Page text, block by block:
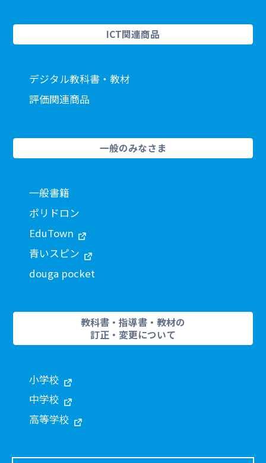
ICT関連商品
デジタル教科書・教材
評価関連商品
一般のみなさま
一般書籍
ポリドロン
EduTown
青いスピン
douga pocket
教科書・指導書・教材の
訂正・変更について
小学校
中学校
高等学校